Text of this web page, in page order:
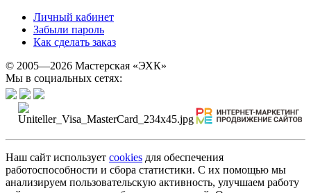
Личный кабинет
Забыли пароль
Как сделать заказ
© 2005—2026 Мастерская «ЭХК»
Мы в социальных сетях:
Наш сайт использует cookies для обеспечения
работоспособности и сбора статистики. С их помощью мы
анализируем пользовательскую активность, улучшаем работу